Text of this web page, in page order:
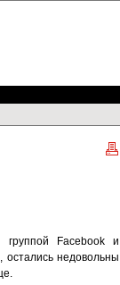
группой Facebook и
недовольны